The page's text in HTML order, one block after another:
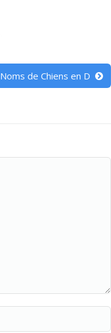
Noms de Chiens en D